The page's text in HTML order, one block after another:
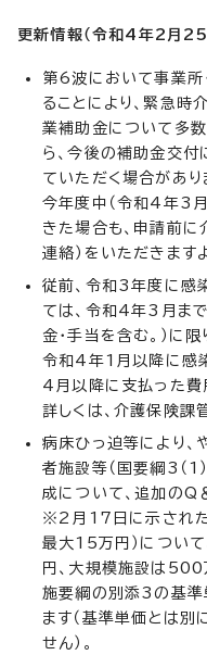
更新情報（令和4年2月25
第6波において事業所
ることにより、緊急時
業補助金について多
ら、今後の補助金交
ていただく場合があり
今年度中（令和4年3
きた場合も、申請前
連絡）をいただきます
従前、令和3年度に感
ては、令和4年3月ま
金・手当を含む。）に
令和4年1月以降に感
4月以降に支払った費
詳しくは、介護保険課
病床ひっ迫等により
者施設等（国要綱3（1
成について、追加のQ
※2月17日に示された
最大15万円）につい
円、大規模施設は500
施要綱の別添3の基準
ます（基準単価とは別
せん）。